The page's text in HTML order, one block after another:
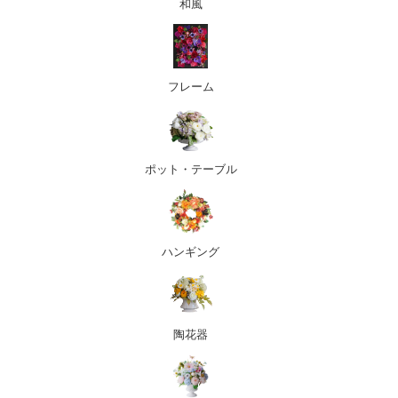
和風
フレーム
ポット・テーブル
ハンギング
陶花器